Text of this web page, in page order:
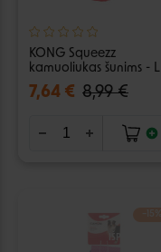
KONG Squeezz
kamuoliukas šunims - L
7,64 € 8,99 €